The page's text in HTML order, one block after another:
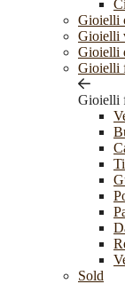
Gioielli
Gioielli
Gioielli
Gioielli
Gioielli
Sold